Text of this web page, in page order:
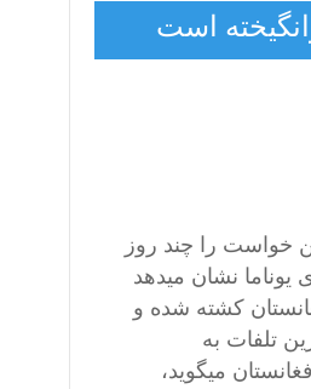
است
خواست را چند روز
یوناما نشان می‎دهد
افغانستان کشته شده و
تلفات به
غیرنظامیان در حمله‎های شورشیان مسلح وارد شده‎است. این در حالی است که وزارت دفاع افغانستان می‎گوید،